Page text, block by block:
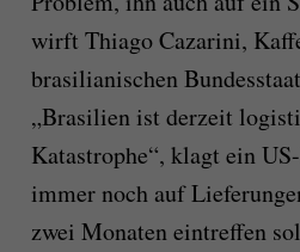
wirft Thiago Cazarini,
brasilianischen
„Brasilien ist derzeit
Katastrophe“, klagt ein
immer noch auf
zwei Monaten eintreffen